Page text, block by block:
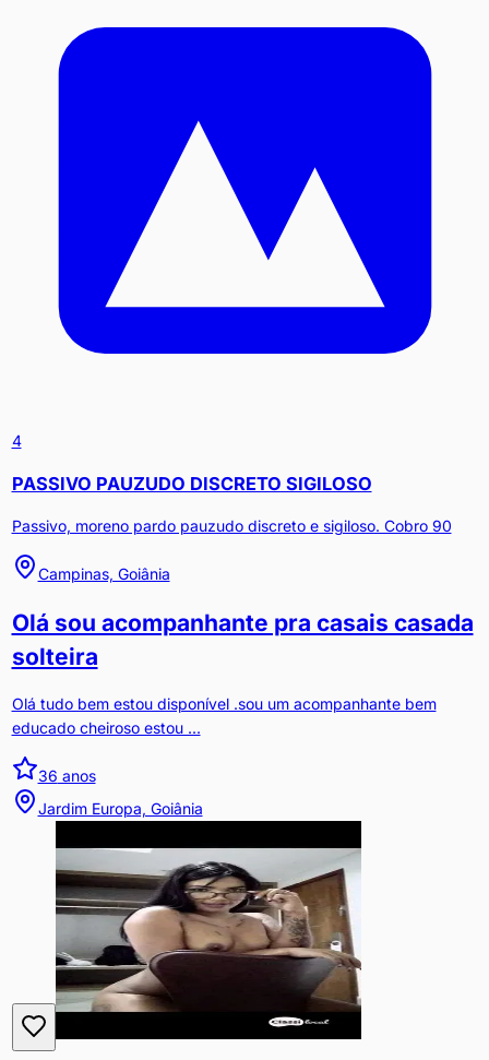
4
PASSIVO PAUZUDO DISCRETO SIGILOSO
Passivo, moreno pardo pauzudo discreto e sigiloso. Cobro 90
Campinas, Goiânia
Olá sou acompanhante pra casais casada
solteira
Olá tudo bem estou disponível .sou um acompanhante bem
educado cheiroso estou ...
36 anos
Jardim Europa, Goiânia